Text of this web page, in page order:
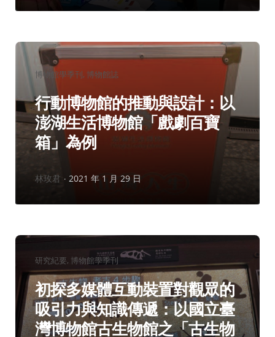
分
類：
博物館學季刊 博物館誌
行動博物館的推動與設計：以
澎湖生活博物館「戲劇百寶
箱」為例
作
林玫君 2021 年 1 月 29 日
分
類：
研究紀要 博物館學季刊
初探多媒體互動裝置對觀眾的
吸引力與知識傳遞：以國立臺
灣博物館古生物館之「古生物